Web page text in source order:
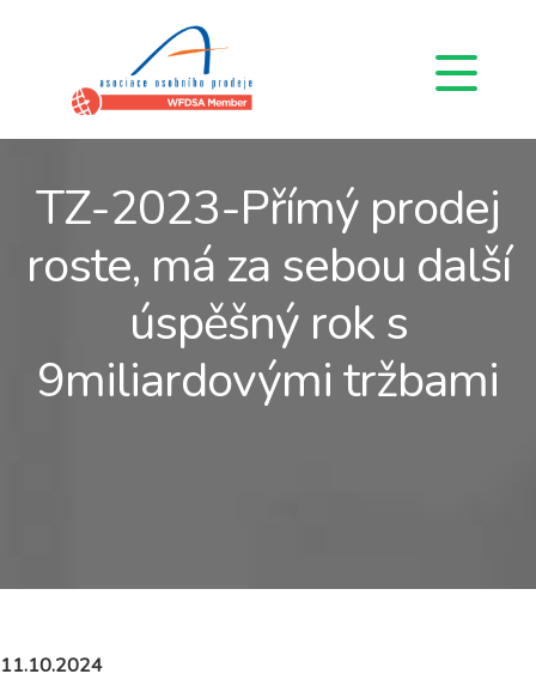
TZ-2023-Přímý prodej
roste, má za sebou další
úspěšný rok s
9miliardovými tržbami
11.10.2024